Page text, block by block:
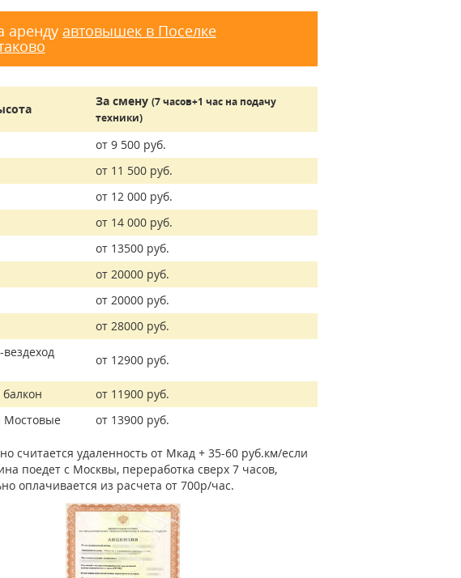
аренду автовышек в Поселке
За смену (7 часов+1 час на подачу
техники)
от 9 500 руб.
от 11 500 руб.
от 12 000 руб.
от 14 000 руб.
от 13500 руб.
от 20000 руб.
от 20000 руб.
от 28000 руб.
от 12900 руб.
от 11900 руб.
Мостовые
от 13900 руб.
считается удаленность от Мкад + 35-60 руб.км/если
поедет с Москвы, переработка сверх 7 часов,
оплачивается из расчета от 700р/час.